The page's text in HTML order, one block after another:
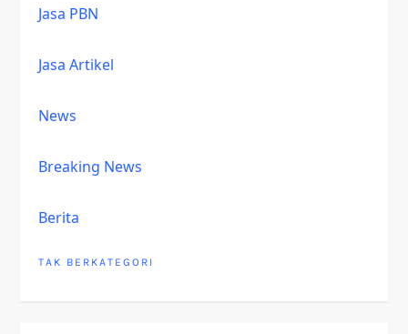
Jasa PBN
Jasa Artikel
News
Breaking News
Berita
TAK BERKATEGORI